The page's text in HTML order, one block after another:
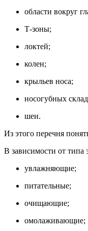
области вокруг
Т-зоны;
локтей;
колен;
крыльев носа;
носогубных
шеи.
Из этого перечня
В зависимости от типа
увлажняющие;
питательные;
очищающие;
омолаживающие;